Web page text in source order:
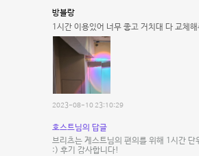
방블랑
1시간 이용있어 너무 좋고 거치대 다 교체
2023-08-10 23:10:29
호스트님의 답글
브리츠는 게스트님의 편의를 위해 1시간 단
:) 후기 감사합니다!